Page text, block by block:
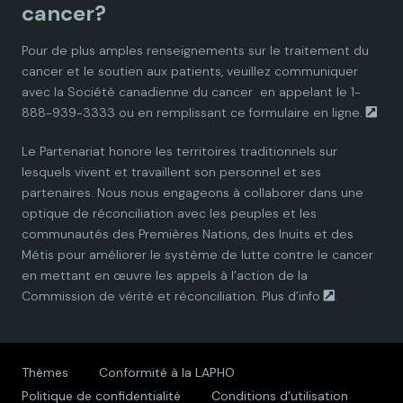
a
n
P
a
r
t
e
a
n
P
a
r
t
e
a
n
P
a
r
t
e
a
n
P
a
r
t
e
a
n
P
a
r
t
cancer?
Pour de plus amples renseignements sur le traitement du
cancer et le soutien aux patients, veuillez communiquer
avec la Société canadienne du cancer en appelant le 1-
888-939-3333 ou en remplissant ce formulaire en ligne.
Le Partenariat honore les territoires traditionnels sur
lesquels vivent et travaillent son personnel et ses
partenaires. Nous nous engageons à collaborer dans une
optique de réconciliation avec les peuples et les
communautés des Premières Nations, des Inuits et des
Métis pour améliorer le système de lutte contre le cancer
en mettant en œuvre les appels à l’action de la
Commission de vérité et réconciliation. Plus d’info .
Thèmes
Conformité à la LAPHO
Politique de confidentialité
Conditions d’utilisation